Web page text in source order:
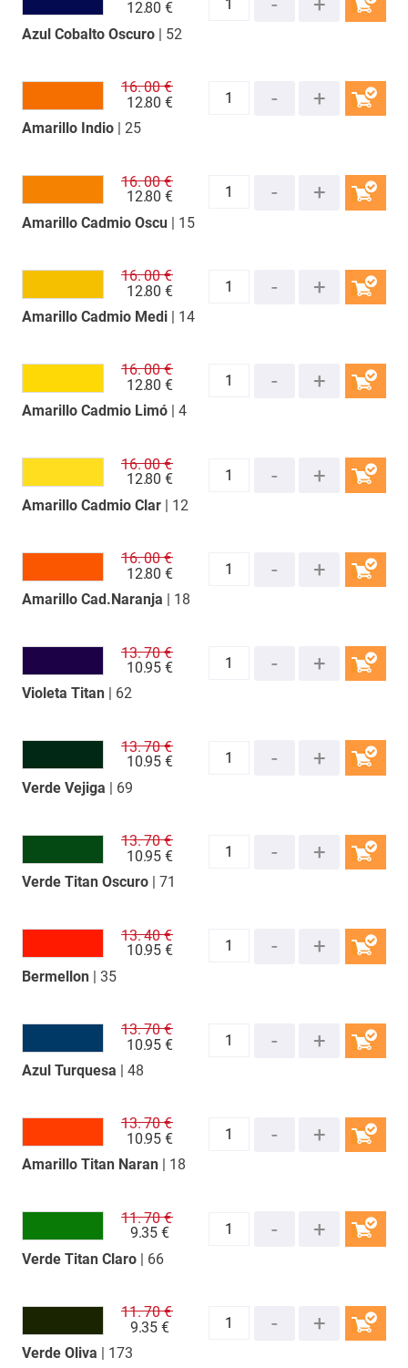
Azul Cobalto Oscuro| 52
12.80 €
Amarillo Indio| 25
16.00 €
12.80 €
Amarillo Cadmio Oscu| 15
16.00 €
12.80 €
Amarillo Cadmio Medi| 14
16.00 €
12.80 €
Amarillo Cadmio Limó| 4
16.00 €
12.80 €
Amarillo Cadmio Clar| 12
16.00 €
12.80 €
Amarillo Cad.Naranja | 18
16.00 €
12.80 €
Violeta Titan| 62
13.70 €
10.95 €
Verde Vejiga | 69
13.70 €
10.95 €
Verde Titan Oscuro| 71
13.70 €
10.95 €
Bermellon| 35
13.40 €
10.95 €
Azul Turquesa | 48
13.70 €
10.95 €
Amarillo Titan Naran| 18
13.70 €
10.95 €
Verde Titan Claro| 66
11.70 €
9.35 €
Verde Oliva | 173
11.70 €
9.35 €